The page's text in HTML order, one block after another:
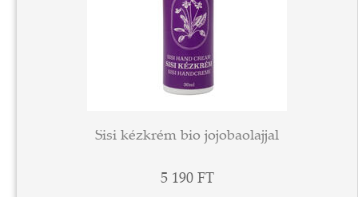
Sisi kézkrém bio jojobaolajjal
5 190 FT